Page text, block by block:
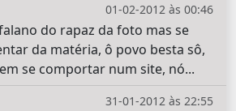
01-02-2012 às 00:46
do rapaz da foto mas se
da matéria, ô povo besta sô,
se comportar num site, nó...
31-01-2012 às 22:55